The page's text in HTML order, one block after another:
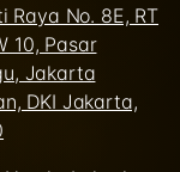
Raya No. 8E, RT
10, Pasar
Jakarta
DKI Jakarta,